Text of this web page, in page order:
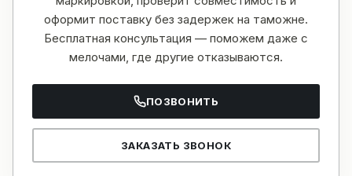
оформит поставку без задержек на таможне.
Бесплатная консультация — поможем даже с
мелочами, где другие отказываются.
ПОЗВОНИТЬ
ЗАКАЗАТЬ ЗВОНОК